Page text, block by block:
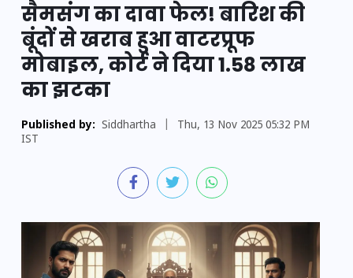
सैमसंग का दावा फेल! बारिश की
बूंदों से खराब हुआ वाटरप्रूफ
मोबाइल, कोर्ट ने दिया 1.58 लाख
का झटका
Published by: Siddhartha
Thu, 13 Nov 2025 05:32 PM
IST